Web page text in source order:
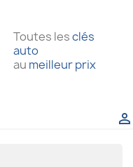
Toutes lesclés
auto
au meilleur prix
